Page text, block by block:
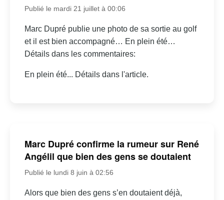
Publié le mardi 21 juillet à 00:06
Marc Dupré publie une photo de sa sortie au golf
et il est bien accompagné… En plein été…
Détails dans les commentaires:
En plein été... Détails dans l'article.
Marc Dupré confirme la rumeur sur René
Angélil que bien des gens se doutaient
Publié le lundi 8 juin à 02:56
Alors que bien des gens s’en doutaient déjà,